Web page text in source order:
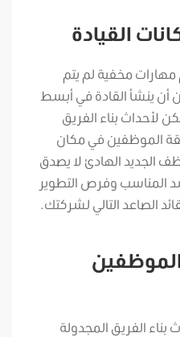
القيادة
مخفية لم يتم
أن ينشأ القادة في أبسط
لأحداث بناء الفريق
الموظفين في مكان
الجديد الهادئ لا يصدق
المناسب وفرص التطوير
الصاعد التالي لشركتك.
بناء الفريق المجدولة